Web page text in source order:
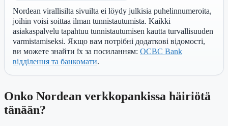
Nordean virallisilta sivuilta ei löydy julkisia puhelinnumeroita,
joihin voisi soittaa ilman tunnistautumista. Kaikki
asiakaspalvelu tapahtuu tunnistautumisen kautta turvallisuuden
varmistamiseksi. Якщо вам потрібні додаткові відомості,
ви можете знайти їх за посиланням: OCBC Bank
відділення та банкомати.
Onko Nordean verkkopankissa häiriötä
tänään?